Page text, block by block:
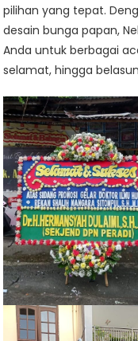
pilihan yang tepat.
desain bunga papan,
Anda untuk berbagai
selamat, hingga